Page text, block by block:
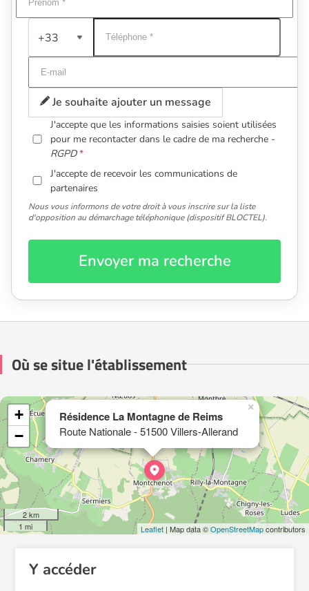
+33
Je souhaite ajouter un message
J'accepte que les informations saisies soient utilisées
pour me recontacter dans le cadre de ma recherche -
RGPD
J'accepte de recevoir les communications de
partenaires
Nous vous informons de votre droit à vous inscrire sur la liste
d'opposition au démarchage téléphonique (dispositif BLOCTEL).
Envoyer ma recherche
Où se situe l'établissement
Résidence La Montagne de Reims
Route Nationale - 51500 Villers-Allerand
×
+
−
2 km
1 mi
Leaflet | Map data ©OpenStreetMapcontributors
Y accéder